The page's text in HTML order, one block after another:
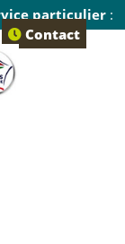
particulier:
Contact